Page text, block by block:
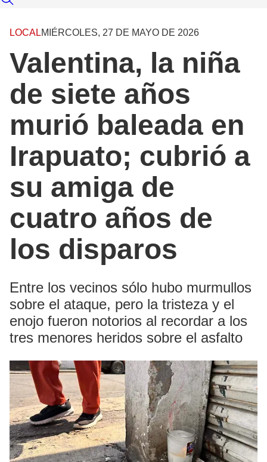
LOCALMIÉRCOLES, 27 DE MAYO DE 2026
Valentina, la niña
de siete años
murió baleada en
Irapuato; cubrió a
su amiga de
cuatro años de
los disparos
Entre los vecinos sólo hubo murmullos
sobre el ataque, pero la tristeza y el
enojo fueron notorios al recordar a los
tres menores heridos sobre el asfalto